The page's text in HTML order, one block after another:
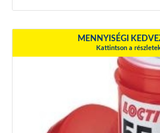
MENNYISÉGI
Kattintson a